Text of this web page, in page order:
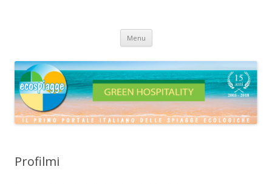
Menu Vai
contenuto
Profilmi